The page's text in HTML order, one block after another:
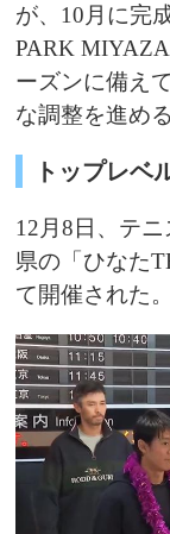
が、10月に完
PARK
ーズンに備え
な調整を進め
トップレベ
12月8日、テ
県の「ひなた
て開催された。